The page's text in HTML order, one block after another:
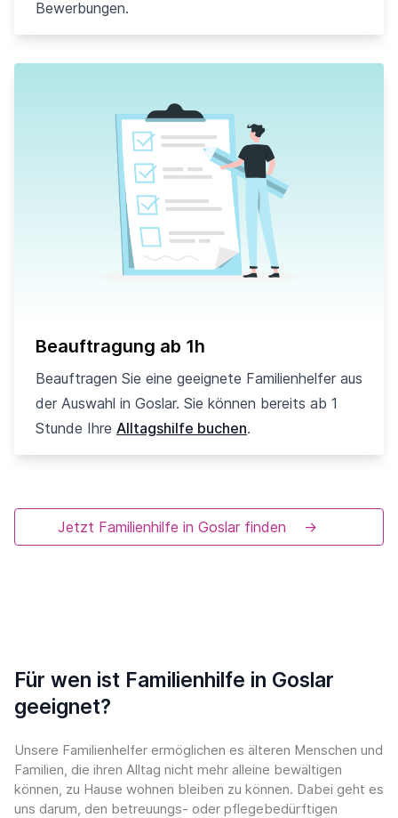
Bewerbungen.
Beauftragung ab 1h
Beauftragen Sie eine geeignete Familienhelfer aus
der Auswahl in Goslar. Sie können bereits ab 1
Stunde Ihre Alltagshilfe buchen.
Jetzt Familienhilfe in Goslar finden →
Für wen ist Familienhilfe in Goslar
geeignet?
Unsere Familienhelfer ermöglichen es älteren Menschen und
Familien, die ihren Alltag nicht mehr alleine bewältigen
können, zu Hause wohnen bleiben zu können. Dabei geht es
uns darum, den betreuungs- oder pflegebedürftigen